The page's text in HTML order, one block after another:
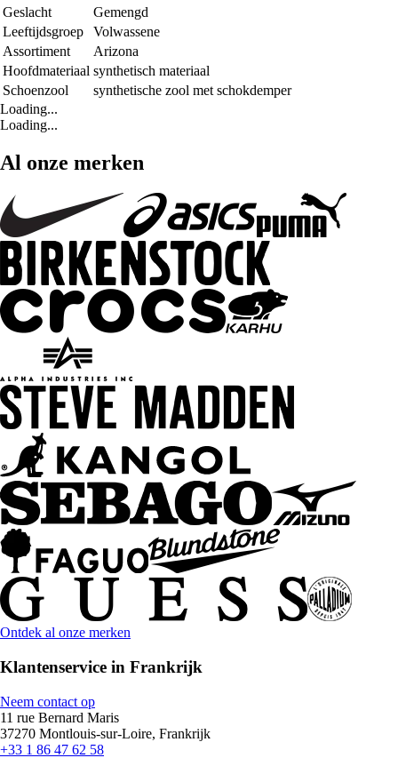
Geslacht
Gemengd
Leeftijdsgroep
Volwassene
Assortiment
Arizona
Hoofdmateriaal synthetisch materiaal
Schoenzool
synthetische zool met schokdemper
Loading...
Loading...
Al onze merken
Ontdek al onze merken
Klantenservice in Frankrijk
Neem contact op
11 rue Bernard Maris
37270 Montlouis-sur-Loire, Frankrijk
+33 1 86 47 62 58